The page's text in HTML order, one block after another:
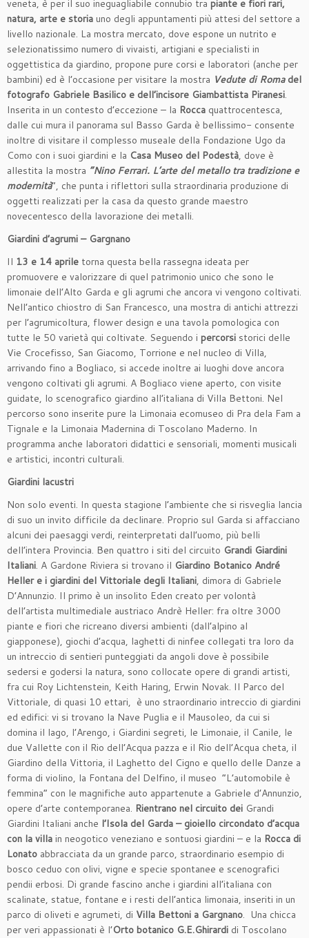
veneta, è per il suo ineguagliabile connubio tra piante e fiori rari,
natura, arte e storia uno degli appuntamenti più attesi del settore a
livello nazionale. La mostra mercato, dove espone un nutrito e
selezionatissimo numero di vivaisti, artigiani e specialisti in
oggettistica da giardino, propone pure corsi e laboratori (anche per
bambini) ed è l’occasione per visitare la mostra Vedute di Roma del
fotografo Gabriele Basilico e dell’incisore Giambattista Piranesi.
Inserita in un contesto d’eccezione – la Rocca quattrocentesca,
dalle cui mura il panorama sul Basso Garda è bellissimo- consente
inoltre di visitare il complesso museale della Fondazione Ugo da
Como con i suoi giardini e la Casa Museo del Podestà, dove è
allestita la mostra “Nino Ferrari. L’arte del metallo tra tradizione e
modernità”, che punta i riflettori sulla straordinaria produzione di
oggetti realizzati per la casa da questo grande maestro
novecentesco della lavorazione dei metalli.
Giardini d’agrumi – Gargnano
Il 13 e 14 aprile torna questa bella rassegna ideata per
promuovere e valorizzare di quel patrimonio unico che sono le
limonaie dell’Alto Garda e gli agrumi che ancora vi vengono coltivati.
Nell’antico chiostro di San Francesco, una mostra di antichi attrezzi
per l’agrumicoltura, flower design e una tavola pomologica con
tutte le 50 varietà qui coltivate. Seguendo i percorsi storici delle
Vie Crocefisso, San Giacomo, Torrione e nel nucleo di Villa,
arrivando fino a Bogliaco, si accede inoltre ai luoghi dove ancora
vengono coltivati gli agrumi. A Bogliaco viene aperto, con visite
guidate, lo scenografico giardino all’italiana di Villa Bettoni. Nel
percorso sono inserite pure la Limonaia ecomuseo di Pra dela Fam a
Tignale e la Limonaia Madernina di Toscolano Maderno. In
programma anche laboratori didattici e sensoriali, momenti musicali
e artistici, incontri culturali.
Giardini lacustri
Non solo eventi. In questa stagione l’ambiente che si risveglia lancia
di suo un invito difficile da declinare. Proprio sul Garda si affacciano
alcuni dei paesaggi verdi, reinterpretati dall’uomo, più belli
dell’intera Provincia. Ben quattro i siti del circuito Grandi Giardini
Italiani. A Gardone Riviera si trovano il Giardino Botanico André
Heller e i giardini del Vittoriale degli Italiani, dimora di Gabriele
D’Annunzio. Il primo è un insolito Eden creato per volontà
dell’artista multimediale austriaco Andrè Heller: fra oltre 3000
piante e fiori che ricreano diversi ambienti (dall’alpino al
giapponese), giochi d’acqua, laghetti di ninfee collegati tra loro da
un intreccio di sentieri punteggiati da angoli dove è possibile
sedersi e godersi la natura, sono collocate opere di grandi artisti,
fra cui Roy Lichtenstein, Keith Haring, Erwin Novak. Il Parco del
Vittoriale, di quasi 10 ettari, è uno straordinario intreccio di giardini
ed edifici: vi si trovano la Nave Puglia e il Mausoleo, da cui si
domina il lago, l’Arengo, i Giardini segreti, le Limonaie, il Canile, le
due Vallette con il Rio dell’Acqua pazza e il Rio dell’Acqua cheta, il
Giardino della Vittoria, il Laghetto del Cigno e quello delle Danze a
forma di violino, la Fontana del Delfino, il museo “L’automobile è
femmina” con le magnifiche auto appartenute a Gabriele d’Annunzio,
opere d’arte contemporanea. Rientrano nel circuito dei Grandi
Giardini Italiani anche l’Isola del Garda – gioiello circondato d’acqua
con la villa in neogotico veneziano e sontuosi giardini – e la Rocca di
Lonato abbracciata da un grande parco, straordinario esempio di
bosco ceduo con olivi, vigne e specie spontanee e scenografici
pendii erbosi. Di grande fascino anche i giardini all’italiana con
scalinate, statue, fontane e i resti dell’antica limonaia, inseriti in un
parco di oliveti e agrumeti, di Villa Bettoni a Gargnano. Una chicca
per veri appassionati è l’Orto botanico G.E.Ghirardi di Toscolano